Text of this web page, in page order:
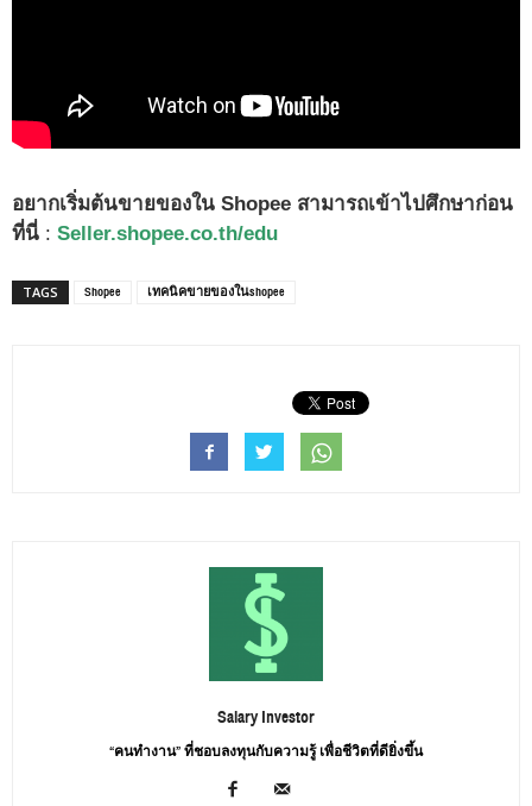
อยากเริ่มต้นขายของใน Shopee สามารถเข้าไปศึกษาก่อน
ที่นี่ : Seller.shopee.co.th/edu
TAGS Shopee เทคนิคขายของในshopee
Salary Investor
“คนทำงาน” ที่ชอบลงทุนกับความรู้ เพื่อชีวิตที่ดียิ่งขึ้น